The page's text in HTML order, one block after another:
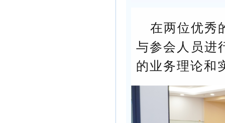
在两位优秀
与参会人员进
的业务理论和